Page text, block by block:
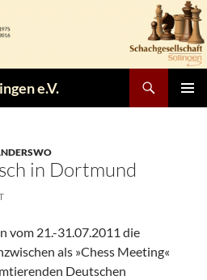
e.V.
in Dortmund
vom 21.-31.07.2011 die
als »Chess Meeting«
Deutschen